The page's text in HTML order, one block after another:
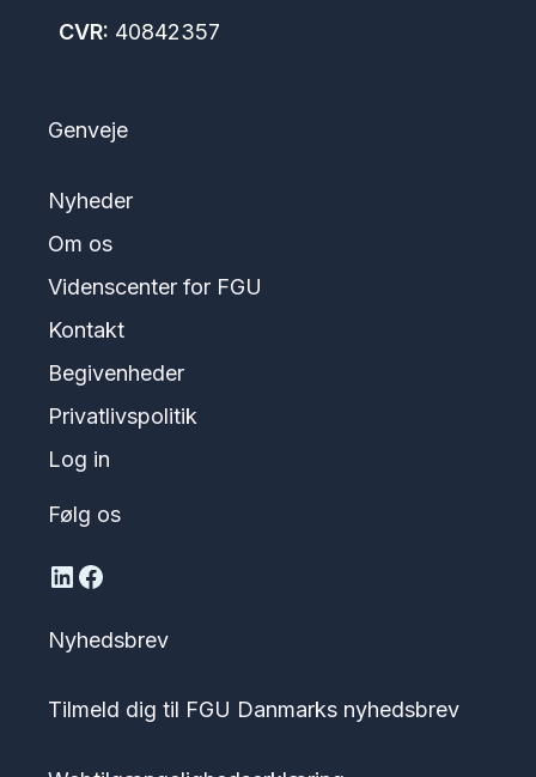
CVR: 40842357
Genveje
Nyheder
Om os
Videnscenter for FGU
Kontakt
Begivenheder
Privatlivspolitik
Log in
Følg os
LinkedIn
Facebook
Nyhedsbrev
Tilmeld dig til FGU Danmarks nyhedsbrev